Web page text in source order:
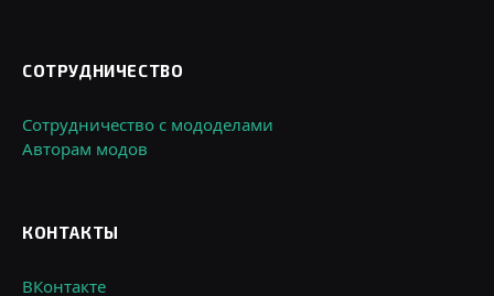
СОТРУДНИЧЕСТВО
Сотрудничество с мододелами
Авторам модов
КОНТАКТЫ
ВКонтакте